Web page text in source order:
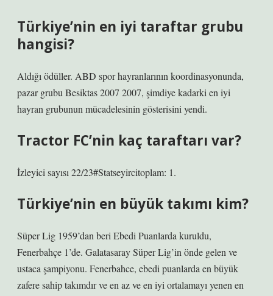
Türkiye’nin en iyi taraftar grubu
hangisi?
Aldığı ödüller. ABD spor hayranlarının koordinasyonunda,
pazar grubu Besiktas 2007 2007, şimdiye kadarki en iyi
hayran grubunun mücadelesinin gösterisini yendi.
Tractor FC’nin kaç taraftarı var?
İzleyici sayısı 22/23#Statseyircitoplam: 1.
Türkiye’nin en büyük takımı kim?
Süper Lig 1959’dan beri Ebedi Puanlarda kuruldu,
Fenerbahçe 1’de. Galatasaray Süper Lig’in önde gelen ve
ustaca şampiyonu. Fenerbahce, ebedi puanlarda en büyük
zafere sahip takımdır ve en az ve en iyi ortalamayı yenen en